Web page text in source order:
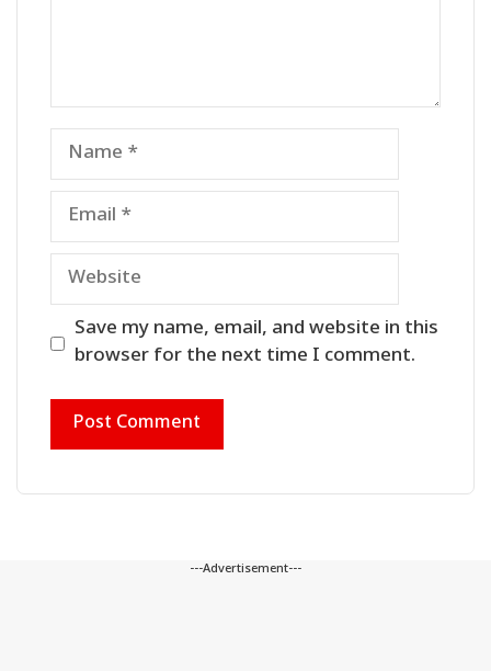
Name
Email
Website
Save my name, email, and website in this
browser for the next time I comment.
---Advertisement---